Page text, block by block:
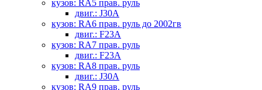
кузов: RA5 прав. руль
двиг.: J30A
кузов: RA6 прав. руль до 2002гв
двиг.: F23A
кузов: RA7 прав. руль
двиг.: F23A
кузов: RA8 прав. руль
двиг.: J30A
кузов: RA9 прав. руль